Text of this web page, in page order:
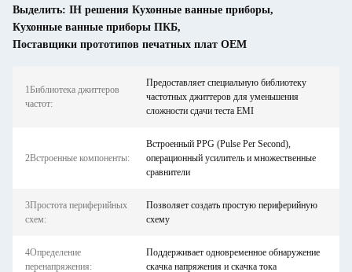
Выделить: IH решения Кухонные ванные приборы,
Кухонные ванные приборы ПКБ,
Поставщики прототипов печатных плат OEM
1Библиотека джиттеров
частот:
Предоставляет специальную библиотеку
частотных джиттеров для уменьшения
сложности сдачи теста EMI
2Встроенные компоненты:
Встроенный PPG (Pulse Per Second),
операционный усилитель и множественные
сравнители
3Простота периферийных
схем:
Позволяет создать простую периферийную
схему
4Определение
перенапряжения:
Поддерживает одновременное обнаружение
скачка напряжения и скачка тока